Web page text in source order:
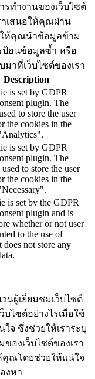
ทำงานของเว็บไซต์
าเสนอให้คุณผ่าน
ให้คุณนำข้อมูลข้าม
ป้อนข้อมูลซ้ำ หรือ
าที่เว็บไซต์ของเรา
Description
is set by GDPR
plugin. The
to store the user
the cookies in the
is set by GDPR
plugin. The
to store the user
the cookies in the
is set by the GDPR
plugin and is
whether or not user
to the use of
does not store any
นผู้เยี่ยมชมเว็บไซต์
บไซต์อย่างไรเมื่อใช้
จ ซึ่งช่วยให้เราระบุ
องเว็บไซต์ของเรา
คุณโดยช่วยให้แน่ใจ
งหา